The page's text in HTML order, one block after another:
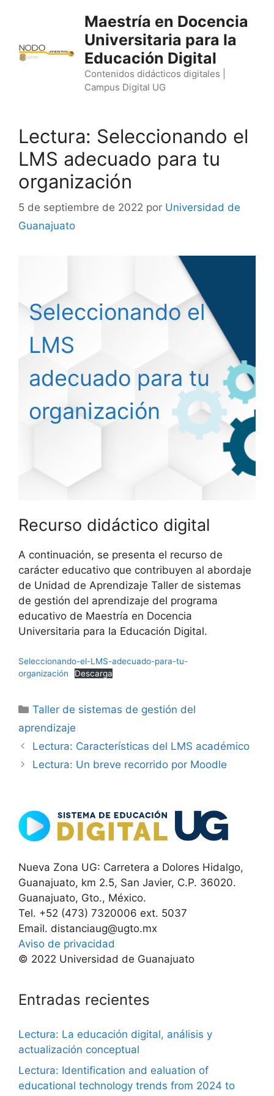
Maestría en Docencia
Universitaria para la
Educación Digital
Contenidos didácticos digitales |
Campus Digital UG
Lectura: Seleccionando el
LMS adecuado para tu
organización
5 de septiembre de 2022 por Universidad de
Guanajuato
Seleccionando el
LMS
adecuado para tu
organización
Recurso didáctico digital
A continuación, se presenta el recurso de
carácter educativo que contribuyen al abordaje
de Unidad de Aprendizaje Taller de sistemas
de gestión del aprendizaje del programa
educativo de Maestría en Docencia
Universitaria para la Educación Digital.
Seleccionando-el-LMS-adecuado-para-tu-
organización
Descarga
Categorías
Taller de sistemas de gestión del
aprendizaje
Lectura: Características del LMS académico
Lectura: Un breve recorrido por Moodle
Nueva Zona UG: Carretera a Dolores Hidalgo,
Guanajuato, km 2.5, San Javier, C.P. 36020.
Guanajuato, Gto., México.
Tel. +52 (473) 7320006 ext. 5037
Email. distanciaug@ugto.mx
Aviso de privacidad
© 2022 Universidad de Guanajuato
Entradas recientes
Lectura: La educación digital, análisis y
actualización conceptual
Lectura: Identification and ealuation of
educational technology trends from 2024 to